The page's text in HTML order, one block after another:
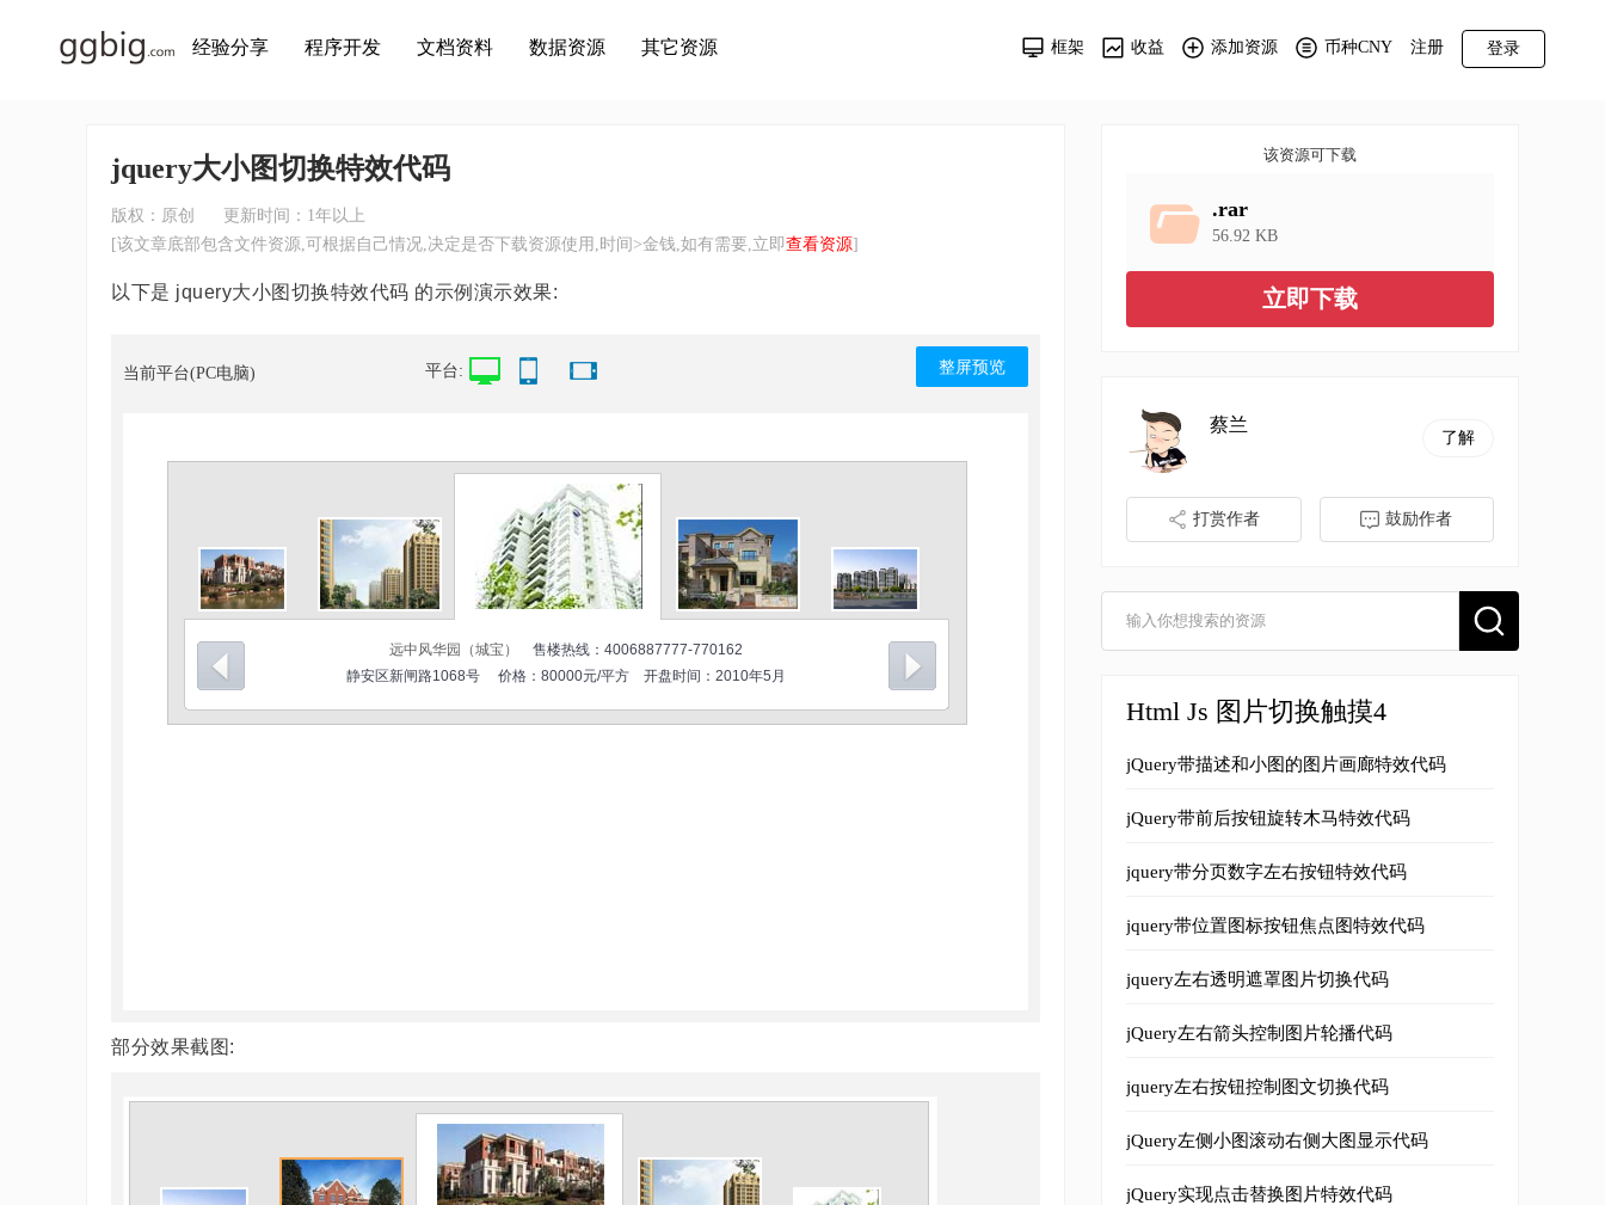
经验分享 程序开发 文档资料 数据资源 其它资源 框架 收益 添加资源 币种CNY 注册 登录
jquery大小图切换特效代码
版权：原创
更新时间：1年以上
[该文章底部包含文件资源,可根据自己情况,决定是否下载资源使用,时间>金钱,如有需要,立即查看资源]
以下是 jquery大小图切换特效代码 的示例演示效果:
当前平台(PC电脑) 平台: 整屏预览
部分效果截图:
该资源可下载
.rar
56.92 KB
立即下载
蔡兰
了解
打赏作者 鼓励作者
Html Js 图片切换触摸4
jQuery带描述和小图的图片画廊特效代码
jQuery带前后按钮旋转木马特效代码
jquery带分页数字左右按钮特效代码
jquery带位置图标按钮焦点图特效代码
jquery左右透明遮罩图片切换代码
jQuery左右箭头控制图片轮播代码
jquery左右按钮控制图文切换代码
jQuery左侧小图滚动右侧大图显示代码
jQuery实现点击替换图片特效代码